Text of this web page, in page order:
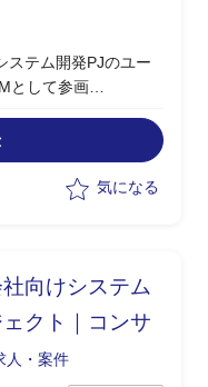
ステム開発PJのユー
として参画
管理を担当
的議論やコードレビ
気になる
向けシステム
クト｜コンサ
人・案件